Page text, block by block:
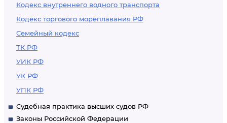
Кодекс внутреннего водного транспорта
Кодекс торгового мореплавания РФ
Семейный кодекс
ТК РФ
УИК РФ
УК РФ
УПК РФ
Судебная практика высших судов РФ
Законы Российской Федерации